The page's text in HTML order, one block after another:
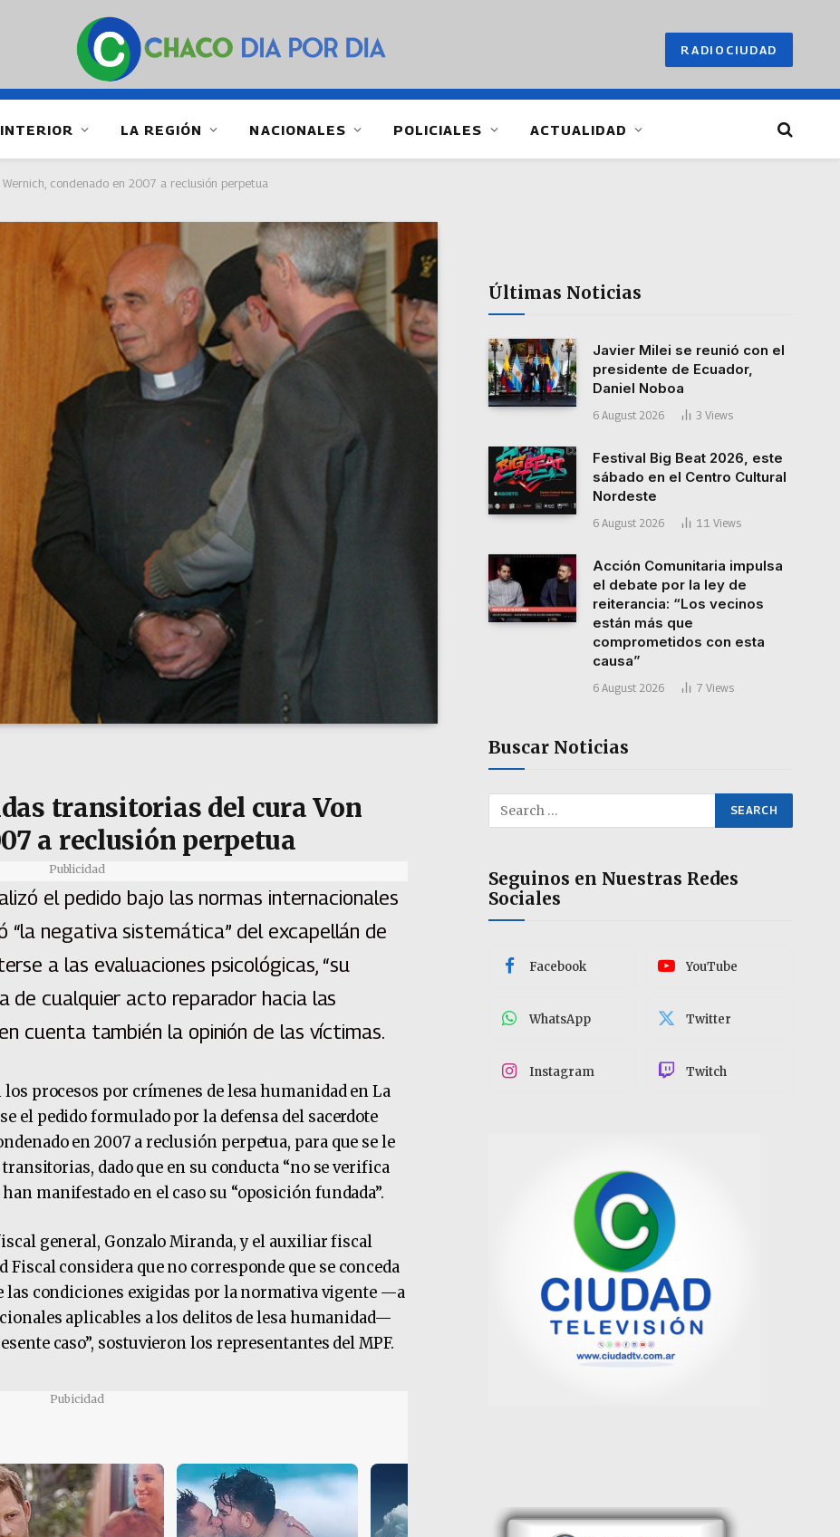
RADIOCIUDAD
INTERIOR LA REGIÓN NACIONALES POLICIALES ACTUALIDAD
condenado en 2007 a reclusión perpetua
transitorias del cura Von
a reclusión perpetua
Publicidad
el pedido bajo las normas internacionales
“la negativa sistemática” del excapellán de
a las evaluaciones psicológicas, “su
de cualquier acto reparador hacia las
cuenta también la opinión de las víctimas.
procesos por crímenes de lesa humanidad en La
el pedido formulado por la defensa del sacerdote
en 2007 a reclusión perpetua, para que se le
dado que en su conducta “no se verifica
manifestado en el caso su “oposición fundada”.
general, Gonzalo Miranda, y el auxiliar fiscal
Fiscal considera que no corresponde que se conceda
las condiciones exigidas por la normativa vigente —a
aplicables a los delitos de lesa humanidad—
caso”, sostuvieron los representantes del MPF.
Pubicidad
Últimas Noticias
Javier Milei se reunió con el
presidente de Ecuador,
Daniel Noboa
6 August 2026 3 Views
Festival Big Beat 2026, este
sábado en el Centro Cultural
Nordeste
6 August 2026 11 Views
Acción Comunitaria impulsa
el debate por la ley de
reiterancia: “Los vecinos
están más que
comprometidos con esta
causa”
6 August 2026 7 Views
Buscar Noticias
Seguinos en Nuestras Redes
Sociales
Facebook YouTube
WhatsApp Twitter
Instagram Twitch